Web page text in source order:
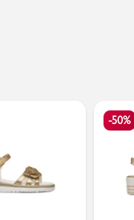
-50%